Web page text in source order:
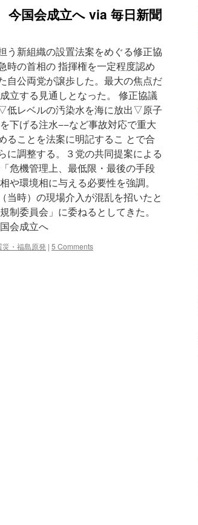
国会成立へ via 毎日新聞
う新組織の設置法案をめぐる修正協
時の首相の 指揮権を一定程度認め
自公両党が譲歩した。最大の焦点だ
立する見通しとなった。 修正協議
低レベルの汚染水を海に放出▽原子
下げる注水−−など事故対応で重大
ることを法案に明記するこ とで合
に調整する。３党の共同提案による
危機管理上、最低限・最後の手段
や環境相に与える必要性を強調。
当時）の現場介入が混乱を招いたと
制委員会」に委ねるとしてきた。
会成立へ
・福島原発 | 5 Comments